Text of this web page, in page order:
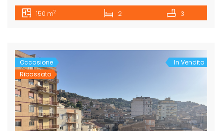
secondo piano, cucina, bagno e camera da letto, terzo
piano salone, camera matrimoniale e bagno, quarto piano
150 m2 2 3
Occasione
Ribassato
In Vendita